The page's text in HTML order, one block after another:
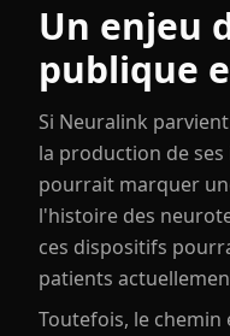
Un enjeu
publique
Si Neuralink
la production de
pourrait marquer
l'histoire des
ces dispositifs
patients
Toutefois, le